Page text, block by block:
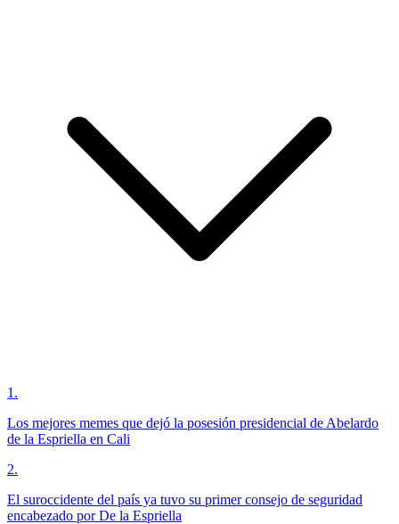
1 .
Los mejores memes que dejó la posesión presidencial de Abelardo
de la Espriella en Cali
2.
El suroccidente del país ya tuvo su primer consejo de seguridad
encabezado por De la Espriella